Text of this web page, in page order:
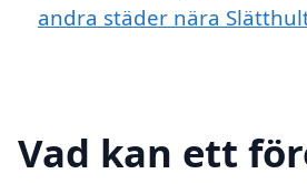
andra städer nära
Vad kan ett